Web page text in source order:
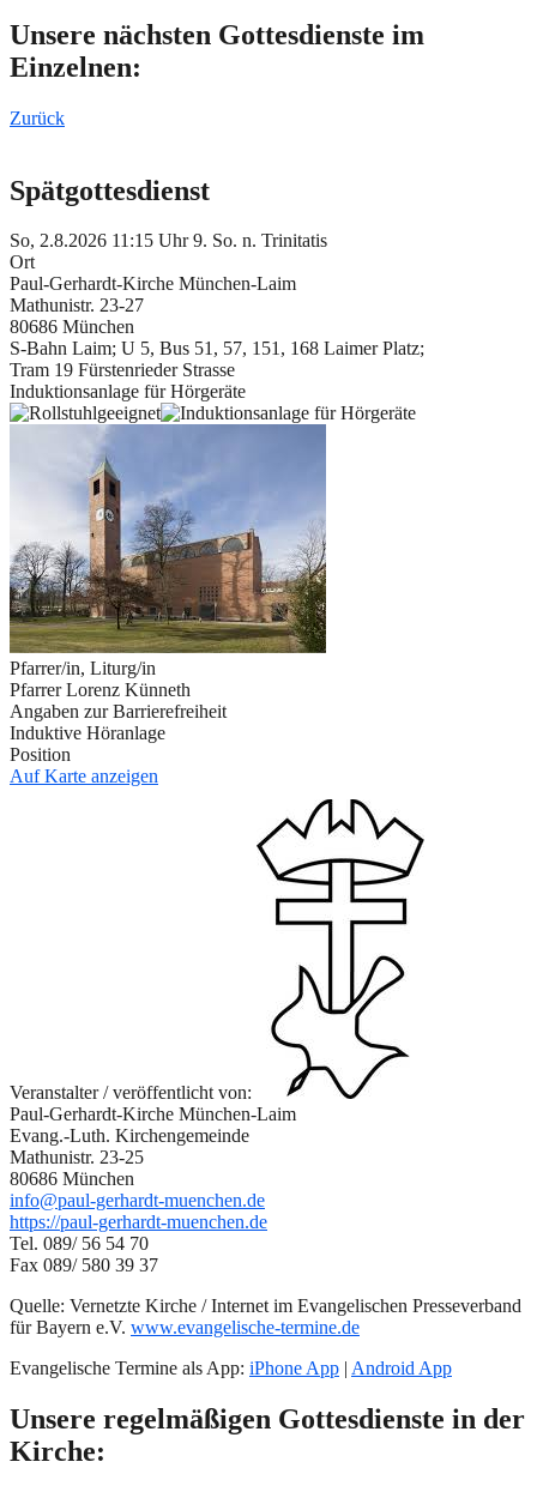
Unsere nächsten Gottesdienste im
Einzelnen:
Zurück
Spätgottesdienst
So, 2.8.2026 11:15 Uhr9. So. n. Trinitatis
Ort
Paul-Gerhardt-Kirche München-Laim
Mathunistr. 23-27
80686 München
S-Bahn Laim; U 5, Bus 51, 57, 151, 168 Laimer Platz;
Tram 19 Fürstenrieder Strasse
Induktionsanlage für Hörgeräte
Pfarrer/in, Liturg/in
Pfarrer Lorenz Künneth
Angaben zur Barrierefreiheit
Induktive Höranlage
Position
Auf Karte anzeigen
Veranstalter / veröffentlicht von:
Paul-Gerhardt-Kirche München-Laim
Evang.-Luth. Kirchengemeinde
Mathunistr. 23-25
80686 München
info@paul-gerhardt-muenchen.de
https://paul-gerhardt-muenchen.de
Tel. 089/ 56 54 70
Fax 089/ 580 39 37
Quelle: Vernetzte Kirche / Internet im Evangelischen Presseverband
für Bayern e.V. www.evangelische-termine.de
Evangelische Termine als App: iPhone App | Android App
Unsere regelmäßigen Gottesdienste in der
Kirche: